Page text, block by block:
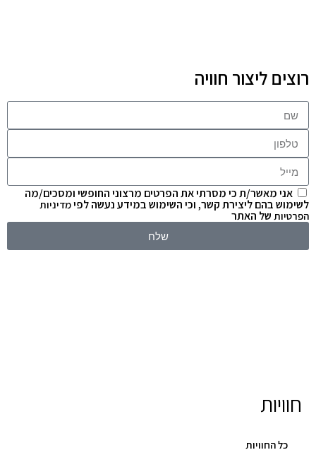
רוצים ליצור חוויה
אני מאשר/ת כי מסרתי את הפרטים מרצוני החופשי ומסכים/מה
לשימוש בהם ליצירת קשר, וכי השימוש במידע נעשה לפימדיניות
הפרטיות של האתר
שלח
חוויות
כל החוויות